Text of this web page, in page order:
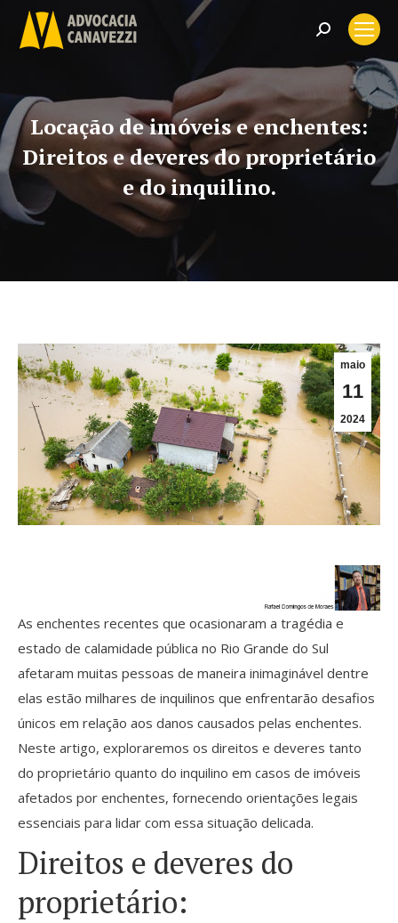
Search:
Locação de imóveis e enchentes:
Direitos e deveres do proprietário
e do inquilino.
maio
11
2024
As enchentes recentes que ocasionaram a tragédia e
estado de calamidade pública no Rio Grande do Sul
afetaram muitas pessoas de maneira inimaginável dentre
elas estão milhares de inquilinos que enfrentarão desafios
únicos em relação aos danos causados pelas enchentes.
Neste artigo, exploraremos os direitos e deveres tanto
do proprietário quanto do inquilino em casos de imóveis
afetados por enchentes, fornecendo orientações legais
essenciais para lidar com essa situação delicada.
Direitos e deveres do
proprietário: